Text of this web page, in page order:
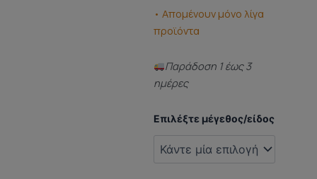
• Απομένουν μόνο λίγα
προϊόντα
Παράδoση 1 έως 3
ημέρες
Επιλέξτε μέγεθος/είδος
ΑΡΩΜΑ
(DUPED
PERFUME)